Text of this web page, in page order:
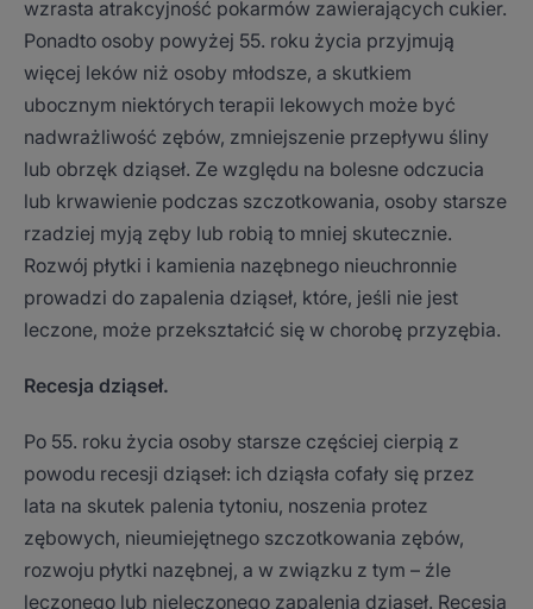
wzrasta atrakcyjność pokarmów zawierających cukier.
Ponadto osoby powyżej 55. roku życia przyjmują
więcej leków niż osoby młodsze, a skutkiem
ubocznym niektórych terapii lekowych może być
nadwrażliwość zębów, zmniejszenie przepływu śliny
lub obrzęk dziąseł. Ze względu na bolesne odczucia
lub krwawienie podczas szczotkowania, osoby starsze
rzadziej myją zęby lub robią to mniej skutecznie.
Rozwój płytki i kamienia nazębnego nieuchronnie
prowadzi do zapalenia dziąseł, które, jeśli nie jest
leczone, może przekształcić się w chorobę przyzębia.
Recesja dziąseł.
Po 55. roku życia osoby starsze częściej cierpią z
powodu recesji dziąseł: ich dziąsła cofały się przez
lata na skutek palenia tytoniu, noszenia protez
zębowych, nieumiejętnego szczotkowania zębów,
rozwoju płytki nazębnej, a w związku z tym – źle
leczonego lub nieleczonego zapalenia dziąseł. Recesja